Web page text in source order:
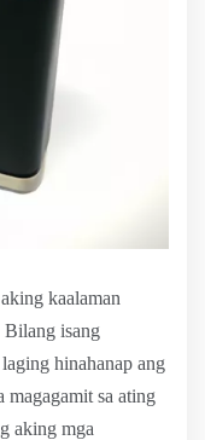
kaalaman
Bilang isang
hinahanap ang
magagamit sa ating
aking mga